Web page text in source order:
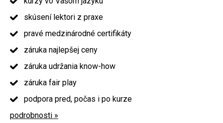
skúsení lektori z praxe
pravé medzinárodné certifikáty
záruka najlepšej ceny
záruka udržania know-how
záruka fair play
podpora pred, počas i po kurze
podrobnosti »